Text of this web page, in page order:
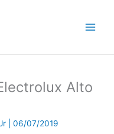
Alto
|06/07/2019